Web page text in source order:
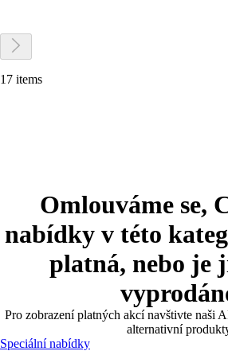
17 items
Omlouváme se,
nabídky v této
platná, nebo je
Pro zobrazení platných akcí navštivte naši
alternativní
Speciální nabídky